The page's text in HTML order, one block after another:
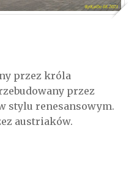
przez króla
przez
stylu renesansowym.
austriaków.